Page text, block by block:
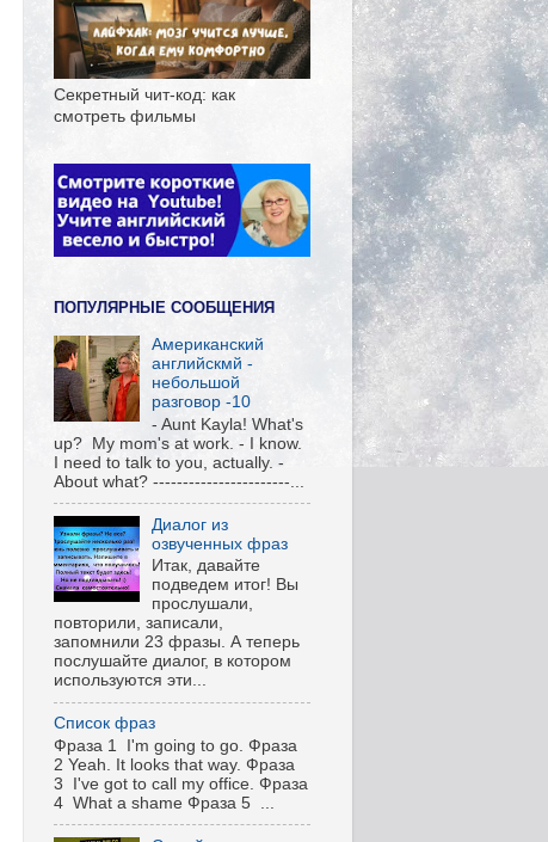
Секретный чит-код: как
смотреть фильмы
ПОПУЛЯРНЫЕ СООБЩЕНИЯ
Американский
английскмй -
небольшой
разговор -10
- Aunt Kayla! What's
up? My mom's at work. - I know.
I need to talk to you, actually. -
About what? -----------------------...
Диалог из
озвученных фраз
Итак, давайте
подведем итог! Вы
прослушали,
повторили, записали,
запомнили 23 фразы. А теперь
послушайте диалог, в котором
используются эти...
Список фраз
Фраза 1 I'm going to go. Фраза
2 Yeah. It looks that way. Фраза
3 I've got to call my office. Фраза
4 What a shame Фраза 5 ...